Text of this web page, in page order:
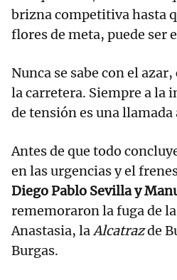
brizna competitiva hasta
flores de meta, puede ser
Nunca se sabe con el
la carretera. Siempre a la
de tensión es una llamada
Antes de que todo
en las urgencias y el
Diego Pablo Sevilla y
rememoraron la fuga de
Anastasia, laAlcatrazde
Burgas.